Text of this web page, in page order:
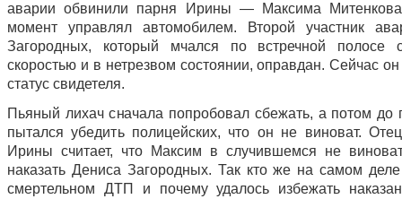
аварии обвинили парня Ирины — Максима
момент управлял автомобилем. Второй участник
Загородных, который мчался по встречной полосе
скоростью и в нетрезвом состоянии, оправдан. Сейчас
статус свидетеля.
Пьяный лихач сначала попробовал сбежать, а потом до
пытался убедить полицейских, что он не виноват.
Ирины считает, что Максим в случившемся не
наказать Дениса Загородных. Так кто же на самом
смертельном ДТП и почему удалось избежать